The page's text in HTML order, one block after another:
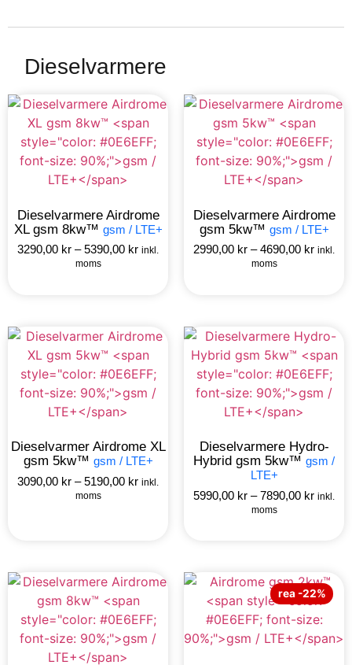
Dieselvarmere
Dieselvarmere Airdrome
XL gsm 8kw™ gsm / LTE+
3290,00 kr –5390,00 kr inkl.
moms
Dieselvarmere Airdrome
gsm 5kw™ gsm / LTE+
2990,00 kr –4690,00 kr inkl.
moms
Dieselvarmer Airdrome XL
gsm 5kw™ gsm / LTE+
3090,00 kr –5190,00 kr inkl.
moms
Dieselvarmere Hydro-
Hybrid gsm 5kw™ gsm /
LTE+
5990,00 kr –7890,00 kr inkl.
moms
rea -22%